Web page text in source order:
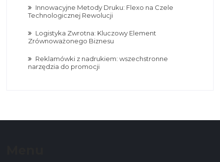
Innowacyjne Metody Druku: Flexo na Czele
Technologicznej Rewolucji
Logistyka Zwrotna: Kluczowy Element
Zrównoważonego Biznesu
Reklamówki z nadrukiem: wszechstronne
narzędzia do promocji